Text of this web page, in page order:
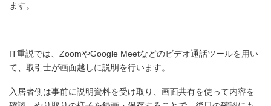
ます。
IT重説では、ZoomやGoogle Meetなどのビデオ通話ツールを用い
て、取引士が画面越しに説明を行います。
入居者側は事前に説明資料を受け取り、画面共有を使って内容を